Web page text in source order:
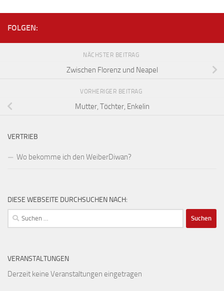
FOLGEN:
NÄCHSTER BEITRAG
Zwischen Florenz und Neapel
VORHERIGER BEITRAG
Mutter, Töchter, Enkelin
VERTRIEB
Wo bekomme ich den WeiberDiwan?
DIESE WEBSEITE DURCHSUCHEN NACH:
Suchen
nach:
VERANSTALTUNGEN
Derzeit keine Veranstaltungen eingetragen